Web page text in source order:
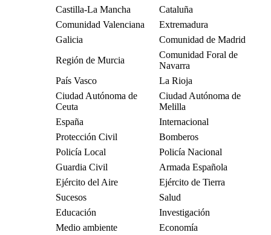
Castilla-La Mancha
Cataluña
Comunidad Valenciana
Extremadura
Galicia
Comunidad de Madrid
Región de Murcia
Comunidad Foral de
Navarra
País Vasco
La Rioja
Ciudad Autónoma de
Ceuta
Ciudad Autónoma de
Melilla
España
Internacional
Protección Civil
Bomberos
Policía Local
Policía Nacional
Guardia Civil
Armada Española
Ejército del Aire
Ejército de Tierra
Sucesos
Salud
Educación
Investigación
Medio ambiente
Economía